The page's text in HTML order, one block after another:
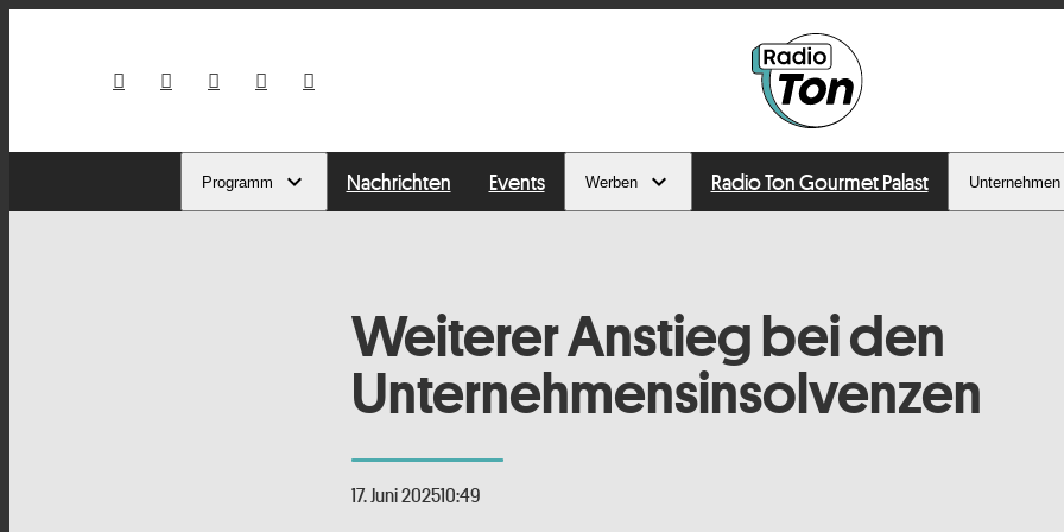
Programm Nachrichten Events Werben Radio Ton Gourmet Palast Unternehmen
Weiterer Anstieg bei den
Unternehmensinsolvenzen
17. Juni 202510:49